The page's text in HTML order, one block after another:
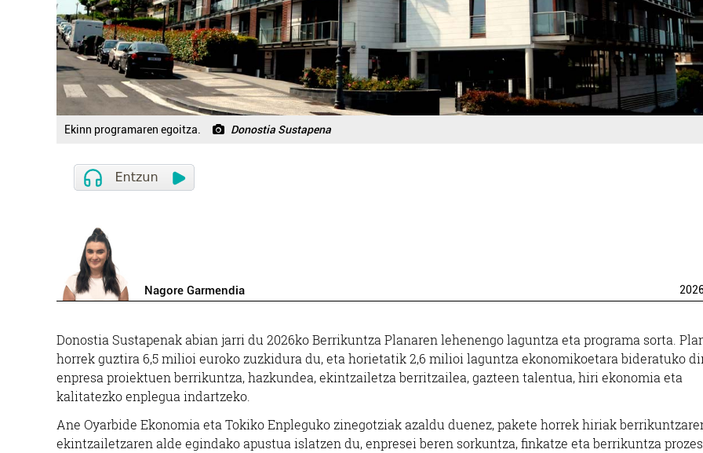
Ekinn programaren egoitza. Donostia Sustapena
Nagore Garmendia
Donostia Sustapenak abian jarri du 2026ko Berrikuntza Planaren lehenengo laguntza eta programa sorta.
horrek guztira 6,5 milioi euroko zuzkidura du, eta horietatik 2,6 milioi laguntza ekonomikoetara bideratuko
enpresa proiektuen berrikuntza, hazkundea, ekintzailetza berritzailea, gazteen talentua, hiri ekonomia eta
kalitatezko enplegua indartzeko.
Ane Oyarbide Ekonomia eta Tokiko Enpleguko zinegotziak azaldu duenez, pakete horrek hiriak
ekintzailetzaren alde egindako apustua islatzen du, enpresei beren sorkuntza, finkatze eta berrikuntza